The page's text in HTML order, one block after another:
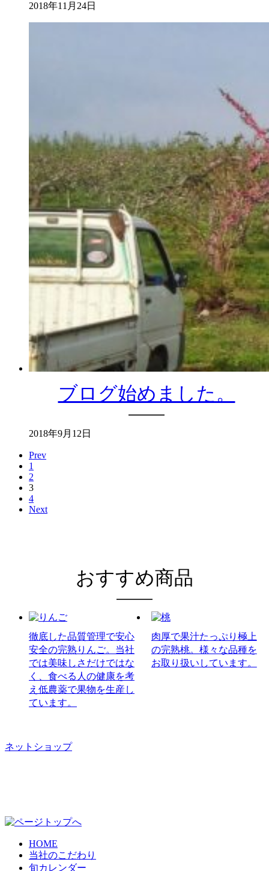
2018年11月24日
ブログ始めました。
2018年9月12日
Prev
1
2
3
4
Next
おすすめ商品
徹底した品質管理で安心
安全の完熟りんご。当社
では美味しさだけではな
く、食べる人の健康を考
え低農薬で果物を生産し
ています。
肉厚で果汁たっぷり極上
の完熟桃。様々な品種を
お取り扱いしています。
ネットショップ
HOME
当社のこだわり
旬カレンダー